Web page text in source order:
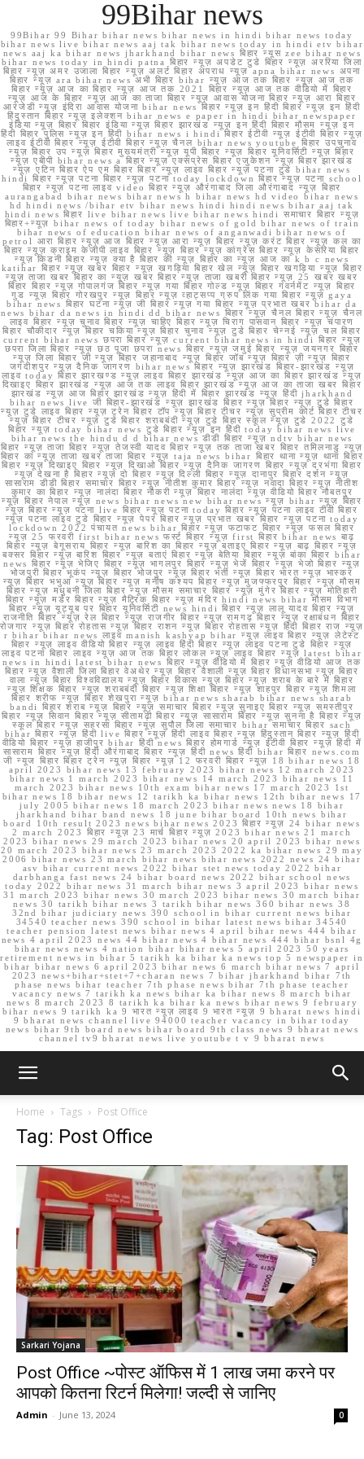
99Bihar news
99Bihar 99 Bihar bihar news bihar news in hindi bihar news today
bihar news live bihar news aaj tak bihar news today in hindi etv bihar
news aaj ka bihar news jharkhand bihar news बिहार न्यूस zee bihar news
bihar news today in hindi patna बिहार न्यूज़ अपडेट टुडे बिहार न्यूज़ अररिया जिला
बिहार न्यूज़ अमर उजाला बिहार न्यूज़ अलर्ट बिहार अपराध न्यूज़ apna bihar news अपना
बिहार न्यूज़ ara bihar news अभी बिहार bihar न्यूज़ आज तक बिहार न्यूज़ आज तक
बिहार न्यूज़ आज का बिहार न्यूज़ आज तक 2021 बिहार न्यूज़ आज तक वीडियो में बिहार
न्यूज़ आज के बिहार न्यूज़ आज का ताजा बिहार न्यूज़ आवास योजना बिहार न्यूज़ आरा बिहार
आरजेडी न्यूज़ इंदिरा आवास योजना bihar news बिहार न्यूज़ इन हिंदी बिहार न्यूज़ इन हिंदी
हिंदुस्तान बिहार न्यूज़ इलेक्शन bihar news e paper in hindi bihar newspaper
इंडिया न्यूज़ बिहार बिहार इंडिया न्यूज़ बिहार झारखंड न्यूज़ इन हिंदी बिहार मौसम न्यूज़ इन
हिंदी बिहार पुलिस न्यूज़ इन हिंदी bihar news i hindi बिहार ईटीवी न्यूज़ ईटीवी बिहार न्यूज़
लाइव ईटीवी बिहार न्यूज़ ईटीवी बिहार न्यूज़ चैनल bihar news youtube बिहार उपचुनाव
न्यूज़ बिहार उप न्यूज़ बिहार मुख्यमंत्री न्यूज़ यूपी बिहार न्यूज़ बिहार यूनिवर्सिटी न्यूज़ बिहार
न्यूज़ एबीपी bihar news a बिहार न्यूज़ एक्सप्रेस बिहार एजुकेशन न्यूज़ बिहार झारखंड
न्यूज़ एटिन बिहार ऐप एम बिहार बिहार न्यूज़ लाइव बिहार न्यूज़ पटना टुडे bihar news
hindi बिहार न्यूज़ पटना बिहार न्यूज़ पटना today lockdown बिहार न्यूज़ पटना school
बिहार न्यूज़ पटना लाइव video बिहार न्यूज़ औरंगाबाद जिला औरंगाबाद न्यूज़ बिहार
aurangabad bihar news bihar news h bihar news hd video bihar news
hd hindi news /bihar etv bihar news hindi hindi news bihar aaj tak
hindi news बिहार live bihar news live bihar news hindi समाचार बिहार न्यूज़
बिहार+न्यूज़ bihar news of today bihar news of gold bihar news of train
bihar news of education bihar news of anganwadi bihar news of
petrol आरा बिहार न्यूज़ आज बिहार न्यूज़ आरा न्यूज़ बिहार न्यूज़ करंट बिहार न्यूज़ कल का
बिहार न्यूज़ क्राइम केजीपी लाइव बिहार न्यूज़ बिहार न्यूज़ कांग्रेस बिहार न्यूज़ केसरिया बिहार
न्यूज़ किडनी बिहार न्यूज़ क्या है बिहार की न्यूज़ बिहार का न्यूज़ आज का k b c news
katihar बिहार न्यूज़ खबर बिहार न्यूज़ खगड़िया बिहार खेल न्यूज़ बिहार खगड़िया न्यूज़ बिहार
न्यूज़ ताजा खबर बिहार का न्यूज़ खबर बिहार न्यूज़ ताजा खबरी बिहार न्यूज़ 25 खबर खबर
बिहार बिहार न्यूज़ गोपालगंज बिहार न्यूज़ गया बिहार गोल्ड न्यूज़ बिहार गवर्नमेंट न्यूज़ बिहार
गुड न्यूज़ बिहार गोरखपुर न्यूज़ बिहार न्यूज़ व्हाट्सप्प ग्रुप लिंक गया बिहार न्यूज़ gaya
bihar news बिहार घटना न्यूज़ जी बिहार न्यूज़ गया बिहार न्यूज़ प्रभात खबर bihar da
news bihar da news in hindi dd bihar news बिहार न्यूज़ चैनल बिहार न्यूज़ चैनल
लाइव बिहार न्यूज़ चुनाव बिहार न्यूज़ चाहिए बिहार न्यूज़ चिराग पासवान बिहार न्यूज़ चंपारण
बिहार चौकीदार न्यूज़ बिहार चकिया न्यूज़ बिहार चुनाव न्यूज़ टुडे बिहार चेन्नई न्यूज़ चल बिहार
current bihar news छपरा बिहार न्यूज़ current bihar news in hindi बिहार न्यूज़
छपरा जिला बिहार न्यूज़ छठ पूजा छपरा news बिहार न्यूज़ जमुई बिहार न्यूज़ जयनगर बिहार
न्यूज़ जिला बिहार जी न्यूज़ बिहार जहानाबाद न्यूज़ बिहार जॉब न्यूज़ बिहार ज़ी न्यूज़ बिहार
जगदीशपुर न्यूज़ दैनिक जागरण bihar news बिहार न्यूज़ झारखंड बिहार-झारखंड न्यूज़
लाइव today बिहार झारखण्ड न्यूज़ लाइव बिहार झारखंड न्यूज़ आज का बिहार झारखंड न्यूज़
दिखाइए बिहार झारखंड न्यूज़ आज तक लाइव बिहार झारखंड न्यूज़ आज का ताजा खबर बिहार
झारखंड न्यूज़ आज बिहार झारखंड न्यूज़ हिंदी में बिहार झारखंड न्यूज़ हिंदी jharkhand
bihar news live जी बिहार-झारखंड न्यूज़ झारखंड बिहार न्यूज़ बिहार न्यूज़ टुडे बिहार
न्यूज़ टुडे लाइव बिहार न्यूज़ ट्रेन बिहार टॉप न्यूज़ बिहार टीचर न्यूज़ सुप्रीम कोर्ट बिहार टीचर
न्यूज़ बिहार टीचर न्यूज़ टुडे बिहार शराबबंदी न्यूज़ टुडे बिहार स्कूल न्यूज़ टुडे 2022 टुडे
बिहार न्यूज़ today bihar news टुडे बिहार न्यूज़ इन हिंदी today bihar news live
bihar news the hindu d d bihar news डीडी बिहार न्यूज़ ndtv bihar news
बिहार न्यूज़ ताजा बिहार न्यूज़ तेजस्वी यादव बिहार न्यूज़ तक ताजा खबर बिहार तमिलनाडु न्यूज़
बिहार का न्यूज़ ताजा खबर ताजा बिहार न्यूज़ taja news bihar बिहार थाना न्यूज़ थाना बिहार
बिहार न्यूज़ दिखाइए बिहार न्यूज़ दिखाओ बिहार न्यूज़ दैनिक जागरण बिहार न्यूज़ दरभंगा बिहार
न्यूज़ देखना है बिहार न्यूज़ दो बिहार न्यूज़ दिल्ली बिहार न्यूज़ दानापुर बिहार दर्शन न्यूज़
सासाराम डीडी बिहार समाचार बिहार न्यूज़ नीतीश कुमार बिहार न्यूज़ नवादा बिहार न्यूज़ नीतीश
कुमार का बिहार न्यूज़ नालंदा बिहार नौकरी न्यूज़ बिहार नालंदा न्यूज़ वीडियो बिहार नौबतपुर
न्यूज़ बिहार नेपाल न्यूज़ news bihar news new bihar news न्यूज़ bihar न्यूज़ बिहार
न्यूज़ बिहार न्यूज़ पटना live बिहार न्यूज़ पटना today बिहार न्यूज़ पटना लाइव टीवी बिहार
न्यूज़ पटना लाइव टुडे बिहार न्यूज़ पेपर बिहार न्यूज़ प्रभात खबर बिहार न्यूज़ पटना today
lockdown 2022 पंचायत news bihar बिहार न्यूज़ फटाफट बिहार न्यूज़ फसल बिहार
न्यूज़ 25 फरवरी first bihar news फर्स्ट बिहार न्यूज़ first बिहार bihar news बाढ़
बिहार न्यूज़ बेगूसराय बिहार न्यूज़ बारिश का बिहार न्यूज़ बताइए बिहार न्यूज़ बाढ़ बिहार न्यूज़
बक्सर बिहार न्यूज़ बारिश बिहार न्यूज़ बताएं बिहार न्यूज़ बेतिया बिहार न्यूज़ बांका बिहार bihar
news बिहार न्यूज़ भेजिए बिहार न्यूज़ भागलपुर बिहार न्यूज़ भेजें बिहार न्यूज़ भेजो बिहार न्यूज़
भोजपुरी बिहार भूकंप न्यूज़ बिहार भोजपुर न्यूज़ बिहार भर्ती न्यूज़ बिहार भारत न्यूज़ भास्कर
न्यूज़ बिहार भभुआ न्यूज़ बिहार न्यूज़ मनीष कश्यप बिहार न्यूज़ मुजफ्फरपुर बिहार न्यूज़ मौसम
बिहार न्यूज़ मधुबनी जिला बिहार न्यूज़ मौसम समाचार बिहार न्यूज़ मुंगेर बिहार न्यूज़ मोतिहारी
बिहार न्यूज़ मर्डर बिहार न्यूज़ मैट्रिक बिहार न्यूज़ मंदिर hindi news bihar मौसम विभाग
बिहार न्यूज़ यूट्यूब पर बिहार यूनिवर्सिटी news hindi बिहार न्यूज़ लालू यादव बिहार न्यूज़
राजनीति बिहार न्यूज़ रेल बिहार न्यूज़ राजगीर बिहार न्यूज़ रामगढ़ बिहार न्यूज़ रक्षाबंधन बिहार
रोजगार न्यूज़ बिहार रोहतास न्यूज़ बिहार राशन न्यूज़ बिहार रोहतास न्यूज़ हिंदी बिहार राज न्यूज़
r bihar bihar news लाइव manish kashyap bihar न्यूज़ लाइव बिहार न्यूज़ लेटेस्ट
बिहार न्यूज़ लाइव वीडियो बिहार न्यूज़ लाइव हिंदी बिहार न्यूज़ लाइव पटना टुडे बिहार न्यूज़
लाइव पटना बिहार लाइव न्यूज़ आज तक बिहार लोकल न्यूज़ लाइव बिहार न्यूज़ latest bihar
news in hindi latest bihar news बिहार न्यूज़ वीडियो में बिहार न्यूज़ वीडियो आज तक
बिहार न्यूज़ वैशाली जिला बिहार वेअथेर न्यूज़ बिहार वैशाली न्यूज़ बिहार विधानसभा न्यूज़ बिहार
वाला न्यूज़ बिहार विश्वविद्यालय न्यूज़ बिहार विकास न्यूज़ बिहार न्यूज़ शराब के बारे में बिहार
न्यूज़ शिक्षक बिहार न्यूज़ शराबबंदी बिहार न्यूज़ शिक्षा बिहार न्यूज़ शाहपुर बिहार न्यूज़ शिमला
बिहार शरीफ न्यूज़ बिहार शेखपुरा न्यूज़ bihar news sharab bihar news sharab
bandi बिहार शराब न्यूज़ बिहार न्यूज़ समाचार बिहार न्यूज़ सुनाइए बिहार न्यूज़ समस्तीपुर
बिहार न्यूज़ सिवान बिहार न्यूज़ सीतामढ़ी बिहार न्यूज़ सासाराम बिहार न्यूज़ सुनना है बिहार न्यूज़
स्कूल बिहार न्यूज़ सहरसा बिहार न्यूज़ सुपौल जिला समाचार bihar समाचार बिहार sach
bihar बिहार न्यूज़ हिंदी live बिहार न्यूज़ हिंदी लाइव बिहार न्यूज़ हिंदुस्तान बिहार न्यूज़ हिंदी
वीडियो बिहार न्यूज़ हाजीपुर bihar हिंदी news बिहार होमगार्ड न्यूज़ ईटीवी बिहार न्यूज़ हिंदी में
सासाराम बिहार न्यूज़ हिंदी औरंगाबाद बिहार न्यूज़ हिंदी news हिंदी bihar बिहार news.com
जी न्यूज बिहार बिहार ट्रेन न्यूज़ बिहार न्यूज़ 12 फरवरी बिहार न्यूज़ 18 bihar news 18
april 2023 bihar news 13 february 2023 bihar news 12 march 2023
bihar news 1 march 2023 bihar news 14 march 2023 bihar news 11
march 2023 bihar news 10th exam bihar news 17 march 2023 1st
bihar news 18 bihar news 12 tarikh ka bihar news 12th bihar news 17
july 2005 bihar news 18 march 2023 bihar news news 18 bihar
jharkhand bihar band news 18 june bihar board 10th news bihar
board 10th result 2023 news bihar news 2023 बिहार न्यूज़ 24 bihar news
2 march 2023 बिहार न्यूज़ 23 मार्च बिहार न्यूज़ 2023 bihar news 21 march
2023 bihar news 29 march 2023 bihar news 20 april 2023 bihar news
20 march 2023 bihar news 23 march 2023 2022 ka bihar news 29 may
2006 bihar news 23 march bihar news bihar news 2022 news 24 bihar
asv bihar current news 2022 bihar stet news today 2022 bihar
darbhanga fast news 24 bihar board news 2022 bihar school news
today 2022 bihar news 31 march bihar news 3 april 2023 bihar news
31 march 2023 bihar news 30 march 2023 bihar news 30 march bihar
news 30 tarikh bihar news 3 tarikh bihar news 360 bihar news 38
32nd bihar judiciary news 390 school in bihar current news bihar
34540 teacher news 390 school in bihar latest news bihar 34540
teacher pension latest news bihar news 4 april bihar news 444 bihar
news 4 april 2023 news 44 bihar news 4 bihar news 444 bihar bsnl 4g
bihar news news 4 nation bihar bihar news 5 april 2023 50 years
retirement news in bihar 5 tarikh ka bihar ka news top 5 newspaper in
bihar bihar news 6 april 2023 bihar news 6 march bihar news 7 april
2023 news+bihar+stet+7+charan news 7 bihar jharkhand bihar 7th
phase news bihar teacher 7th phase news bihar 7th phase teacher
vacancy news 7 tarikh ka news bihar ka bihar news 8 march bihar
news 8 march 2023 8 tarikh ka bihar ka news bihar news 9 february
bihar news 9 tarikh ka 9 भारत न्यूज़ लाइव 9 भारत न्यूज़ 9 bharat news hindi
9 bharat news channel live 94000 teacher vacancy in bihar today
news bihar 9th board news bihar board 9th class news 9 bharat news
channel tv9 bharat news live youtube t v 9 bharat news
Home Tags Post Office
Tag: Post Office
Sarkari Yojana
Post Office ~पोस्ट ऑफिस में 1 लाख जमा करने पर
आपको कितना रिटर्न मिलेगा! जल्दी से जानिए
Admin - June 13, 2024 0